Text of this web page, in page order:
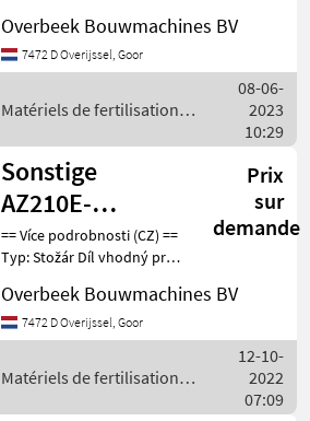
konstrukce DPH/marže:
Odpočet DPH pro
podnikatele Sériové číslo:
Overbeek Bouwmachines BV
7472 D Overijssel, Goor
Matériels de fertilisation et
08-06-
2023
10:29
Sonstige
AZ210E-
23106959-Shift
lever/Umlenkhebel/
Prix
sur
demande
== Více podrobnosti (CZ) ==
Typ: Stožár Díl vhodný pro:
konstrukce DPH/marže:
Odpočet DPH pro
podnikatele Sériové číslo:
Overbeek Bouwmachines BV
7472 D Overijssel, Goor
Matériels de fertilisation et
12-10-
2022
07:09